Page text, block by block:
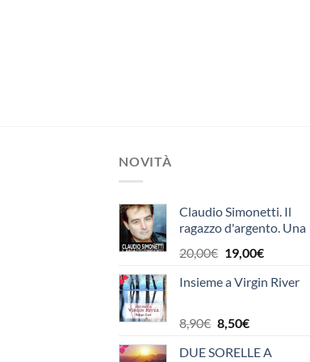
NOVITÀ
Claudio Simonetti. Il
ragazzo d'argento. Una
musica, il cinema
20,00€ Il
originale
20,00€.
19,00€Il
attuale
Insieme a Virgin River
8,90€ Il
originale
8,50€Il
attuale
DUE SORELLE A